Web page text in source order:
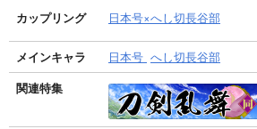
カップリング 日本号×へし切長谷部
メインキャラ 日本号 へし切長谷部
関連特集